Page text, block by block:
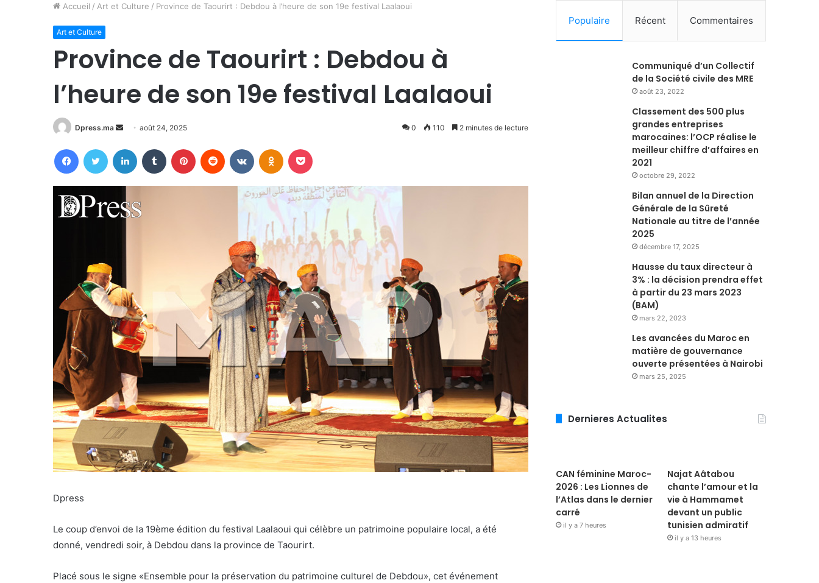
Accueil / Art et Culture / Province de Taourirt : Debdou à l’heure de son 19e festival Laalaoui
Art et Culture
Province de Taourirt : Debdou à
l’heure de son 19e festival Laalaoui
Dpress.ma
Envoyer
courriel
août 24, 2025 0 110 2 minutes de lecture
FacebookTwitter Linkedin Tumblr Pinterest Reddit VKontakteOdnoklassniki
Dpress
Le coup d’envoi de la 19ème édition du festival Laalaoui qui célèbre un patrimoine populaire local, a été
donné, vendredi soir, à Debdou dans la province de Taourirt.
Placé sous le signe «Ensemble pour la préservation du patrimoine culturel de Debdou», cet événement
Populaire Récent Commentaires
Communiqué d’un Collectif
de la Société civile des MRE
août 23, 2022
Classement des 500 plus
grandes entreprises
marocaines: l’OCP réalise le
meilleur chiffre d’affaires en
2021
octobre 29, 2022
Bilan annuel de la Direction
Générale de la Sûreté
Nationale au titre de l’année
2025
décembre 17, 2025
Hausse du taux directeur à
3% : la décision prendra effet
à partir du 23 mars 2023
(BAM)
mars 22, 2023
Les avancées du Maroc en
matière de gouvernance
ouverte présentées à Nairobi
mars 25, 2025
Dernieres Actualites
CAN féminine Maroc-
2026 : Les Lionnes de
l’Atlas dans le dernier
carré
il y a 7 heures
Najat Aâtabou
chante l’amour et la
vie à Hammamet
devant un public
tunisien admiratif
il y a 13 heures